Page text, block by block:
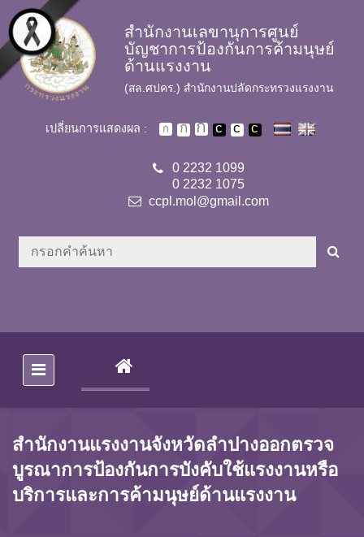
Skip to main content
สำนักงานเลขานุการศูนย์
บัญชาการป้องกันการค้ามนุษย์
ด้านแรงงาน
(สล.ศปคร.) สำนักงานปลัดกระทรวงแรงงาน
เปลี่ยนการแสดงผล :
0 2232 1099
0 2232 1075
ccpl.mol@gmail.com
(CURRENT)
สำนักงานแรงงานจังหวัดลำปางออกตรวจ
บูรณาการป้องกันการบังคับใช้แรงงานหรือ
บริการและการค้ามนุษย์ด้านแรงงาน